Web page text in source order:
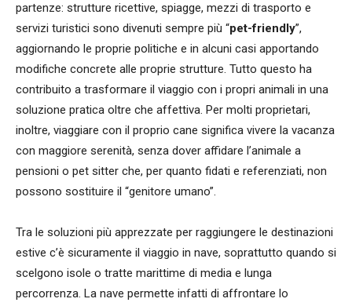
partenze: strutture ricettive, spiagge, mezzi di trasporto e
servizi turistici sono divenuti sempre più “pet-friendly”,
aggiornando le proprie politiche e in alcuni casi apportando
modifiche concrete alle proprie strutture. Tutto questo ha
contribuito a trasformare il viaggio con i propri animali in una
soluzione pratica oltre che affettiva. Per molti proprietari,
inoltre, viaggiare con il proprio cane significa vivere la vacanza
con maggiore serenità, senza dover affidare l’animale a
pensioni o pet sitter che, per quanto fidati e referenziati, non
possono sostituire il “genitore umano”.
Tra le soluzioni più apprezzate per raggiungere le destinazioni
estive c’è sicuramente il viaggio in nave, soprattutto quando si
scelgono isole o tratte marittime di media e lunga
percorrenza. La nave permette infatti di affrontare lo